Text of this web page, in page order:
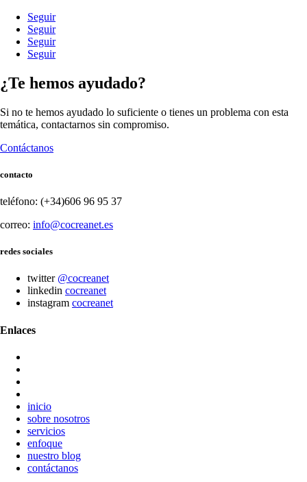
Seguir
Seguir
Seguir
Seguir
¿Te hemos ayudado?
Si no te hemos ayudado lo suficiente o tienes un problema con esta
temática, contactarnos sin compromiso.
Contáctanos
contacto
teléfono: (+34)606 96 95 37
correo: info@cocreanet.es
redes sociales
twitter @cocreanet
linkedin cocreanet
instagram cocreanet
Enlaces
inicio
sobre nosotros
servicios
enfoque
nuestro blog
contáctanos